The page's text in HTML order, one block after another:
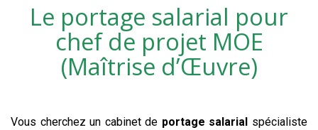
Le portage salarial pour
chef de projet MOE
(Maîtrise d’Œuvre)
Vous cherchez un cabinet de portage salarial spécialiste